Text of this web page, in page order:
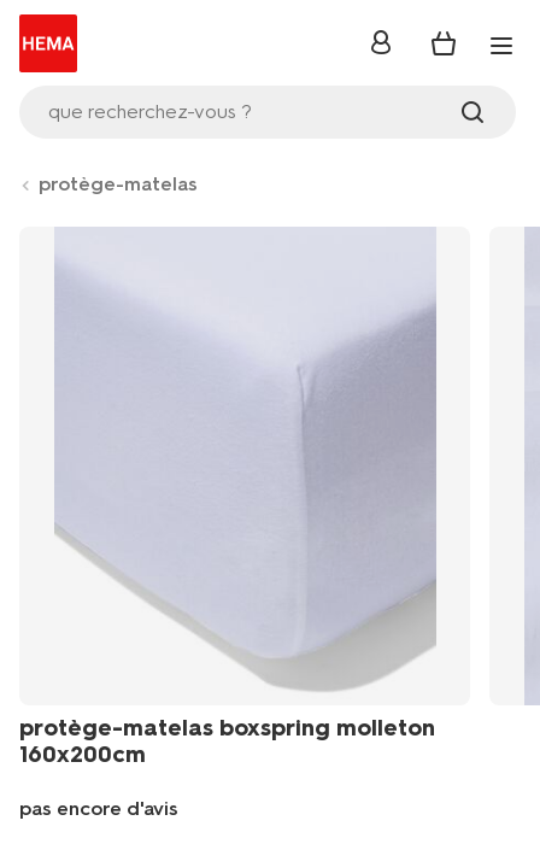
que recherchez-vous ?
se
protège-matelas
protège-matelas boxspring molleton
160x200cm
pas encore d'avis